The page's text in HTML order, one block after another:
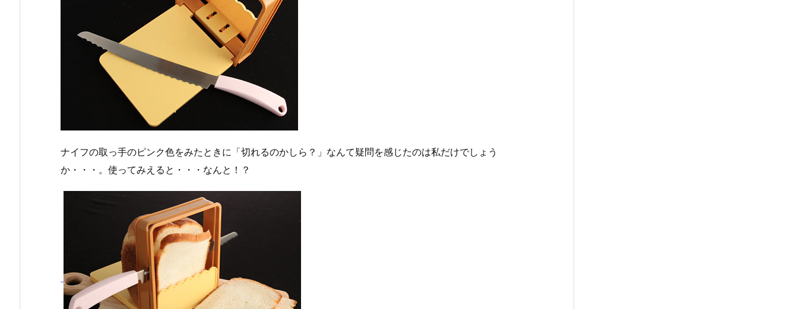
ナイフの取っ手のピンク色をみたときに「切れるのかしら？」なんて疑問を感じたのは私だけでしょう
か・・・。使ってみえると・・・なんと！？